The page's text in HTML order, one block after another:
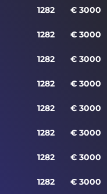
1282 € 3000
1282 € 3000
1282 € 3000
1282 € 3000
1282 € 3000
1282 € 3000
1282 € 3000
1282 € 3000